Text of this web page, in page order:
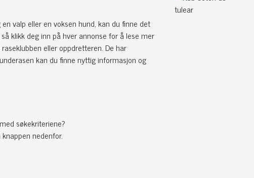
valp eller en voksen hund, kan du finne det
klikk deg inn på hver annonse for å lese mer
eller oppdretteren. De har
kan du finne nyttig informasjon og
søkekriteriene?
nedenfor.